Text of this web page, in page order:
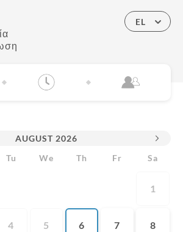
EL
AUGUST 2026
Tu We Th Fr Sa
1
4 5 6 7 8